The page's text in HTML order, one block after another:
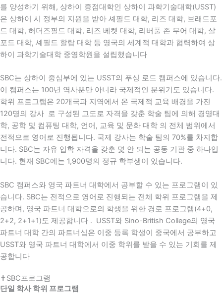
를 양성하기 위해, 상하이 중점대학인 상하이 과학기술대학(USST)
은 상하이 시 정부의 지원을 받아 셰필드 대학, 리즈 대학, 브래드포
드 대학, 허더즈필드 대학, 리즈 베켓 대학, 리버풀 존 무어 대학, 살
포드 대학, 셰필드 할람 대학 등 영국의 세계적 대학과 협력하여 상
하이 과학기술대학 중영학원을 설립했습니다
SBC는 상하이 중심부에 있는 USST의 푸싱 로드 캠퍼스에 있습니다.
이 캠퍼스는 100년 역사뿐만 아니라 국제적인 분위기도 있습니다.
학위 프로그램은 20개국과 지역에서 온 국제적 교육 배경을 가진
120명의 강사 로 구성된 고도로 자격을 갖춘 학술 팀에 ​​의해 경영대
학, 공학 및 컴퓨팅 대학, 언어, 교육 및 문화 대학 의 전체 범위에서
전적으로 영어로 진행됩니다. 국제 강사는 학술 팀의 70%를 차지합
니다. SBC는 자유 입학 자격을 갖춘 몇 안 되는 공동 기관 중 하나입
니다. 현재 SBC에는 1,900명의 정규 학부생이 있습니다.
SBC 캠퍼스와 영국 파트너 대학에서 공부할 수 있는 프로그램이 있
습니다. SBC는 전적으로 영어로 진행되는 전체 학위 프로그램을 제
공하며, 영국 파트너 대학으로의 학생을 위한 경로 프로그램(4+0,
2+2, 2+1+1)도 제공합니다 . USST와 Sino-British College의 영국
파트너 대학 간의 파트너십은 이중 등록 학생이 중국에서 공부하고
USST와 영국 파트너 대학에서 이중 학위를 받을 수 있는 기회를 제
공합니다
✝SBC프로그램
단일 학사 학위 프로그램